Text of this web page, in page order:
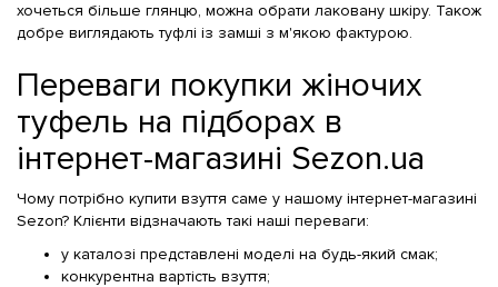
хочеться більше глянцю, можна обрати лаковану шкіру. Також
добре виглядають туфлі із замші з м'якою фактурою.
Переваги покупки жіночих
туфель на підборах в
інтернет-магазині Sezon.ua
Чому потрібно купити взуття саме у нашому інтернет-магазині
Sezon? Клієнти відзначають такі наші переваги:
у каталозі представлені моделі на будь-який смак;
конкурентна вартість взуття;